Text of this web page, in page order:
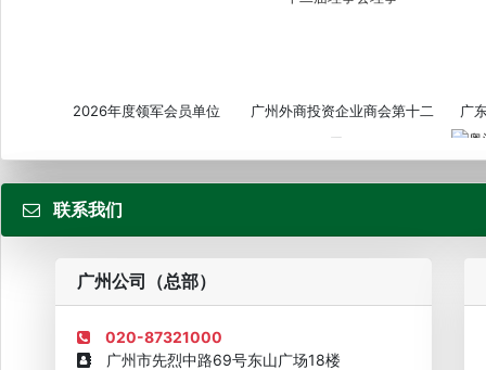
2026年度领军会员单位
广州外商投资企业商会第十二
届...
广
联系我们
广州公司（总部）
020-87321000
广州市先烈中路69号东山广场18楼